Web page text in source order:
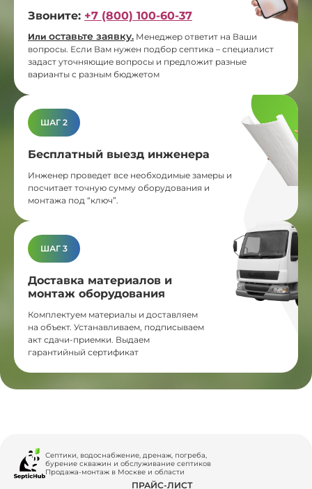
Звоните: +7 (800) 100-60-37
Или оставьте заявку. Менеджер ответит на Ваши
вопросы. Если Вам нужен подбор септика – специалист
задаст уточняющие вопросы и предложит разные
варианты с разным бюджетом
ШАГ 2
Бесплатный выезд инженера
Инженер проведет все необходимые замеры и
посчитает точную сумму оборудования и
монтажа под “ключ”.
ШАГ 3
Доставка материалов и
монтаж оборудования
Комплектуем материалы и доставляем
на объект. Устанавливаем, подписываем
акт сдачи-приемки. Выдаем
гарантийный сертификат
Септики, водоснабжение, дренаж, погреба,
бурение скважин и обслуживание септиков
Продажа-монтаж в Москве и области
ПРАЙС-ЛИСТ